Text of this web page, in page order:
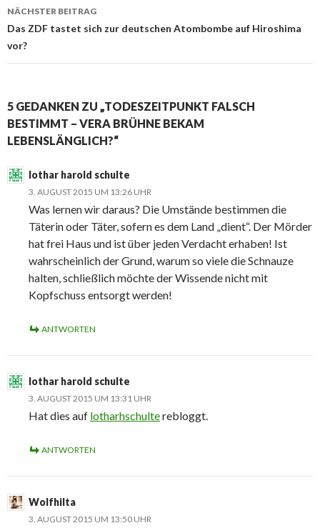
NÄCHSTER BEITRAG
Das ZDF tastet sich zur deutschen Atombombe auf Hiroshima
vor?
5 GEDANKEN ZU „TODESZEITPUNKT FALSCH
BESTIMMT – VERA BRÜHNE BEKAM
LEBENSLÄNGLICH?“
lothar harold schulte
3. AUGUST 2015 UM 13:26 UHR
Was lernen wir daraus? Die Umstände bestimmen die
Täterin oder Täter, sofern es dem Land „dient“. Der Mörder
hat frei Haus und ist über jeden Verdacht erhaben! Ist
wahrscheinlich der Grund, warum so viele die Schnauze
halten, schließlich möchte der Wissende nicht mit
Kopfschuss entsorgt werden!
ANTWORTEN
lothar harold schulte
3. AUGUST 2015 UM 13:31 UHR
Hat dies auf lotharhschulterebloggt.
ANTWORTEN
Wolfhilta
3. AUGUST 2015 UM 13:50 UHR